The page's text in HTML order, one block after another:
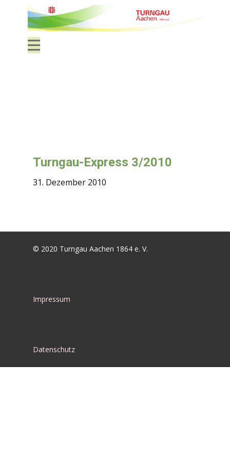
Turngau-Express 3/2010
31. Dezember 2010
© 2020 Turngau Aachen 1864 e. V.
Impressum
Datenschutz